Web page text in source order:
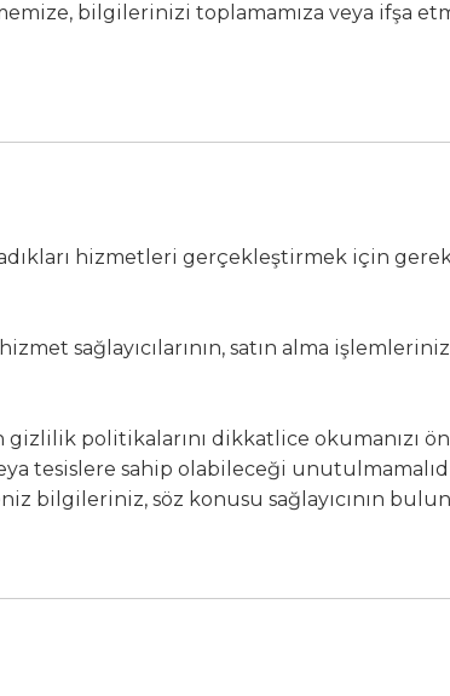
bilgilerinizi toplamamıza veya ifşa
hizmetleri gerçekleştirmek için
sağlayıcılarının, satın alma
gizlilik politikalarını dikkatlice okumanızı
tesislere sahip olabileceği
bilgileriniz, söz konusu sağlayıcının